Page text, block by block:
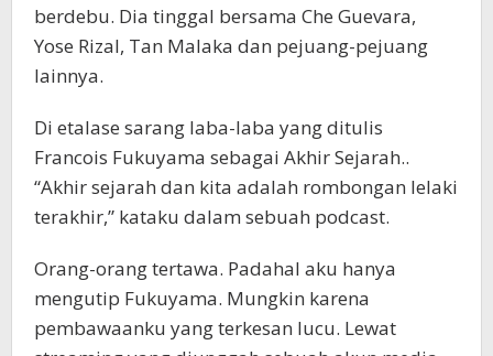
berdebu. Dia tinggal bersama Che Guevara,
Yose Rizal, Tan Malaka dan pejuang-pejuang
lainnya.
Di etalase sarang laba-laba yang ditulis
Francois Fukuyama sebagai Akhir Sejarah..
“Akhir sejarah dan kita adalah rombongan lelaki
terakhir,” kataku dalam sebuah podcast.
Orang-orang tertawa. Padahal aku hanya
mengutip Fukuyama. Mungkin karena
pembawaanku yang terkesan lucu. Lewat